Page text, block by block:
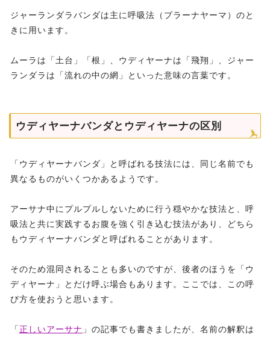
ジャーランダラバンダは主に呼吸法（プラーナヤーマ）のと
きに用います。
ムーラは「土台」「根」、ウディヤーナは「飛翔」、ジャー
ランダラは「流れの中の網」といった意味の言葉です。
ウディヤーナバンダとウディヤーナの区別
「ウディヤーナバンダ」と呼ばれる技法には、同じ名前でも
異なるものがいくつかあるようです。
アーサナ中にプルプルしないために行う穏やかな技法と、呼
吸法と共に実践するお腹を強く引き込む技法があり、どちら
もウディヤーナバンダと呼ばれることがあります。
そのため混同されることも多いのですが、後者のほうを「ウ
ディヤーナ」とだけ呼ぶ場合もあります。ここでは、この呼
び方を使おうと思います。
「正しいアーサナ 」の記事でも書きましたが、名前の解釈は